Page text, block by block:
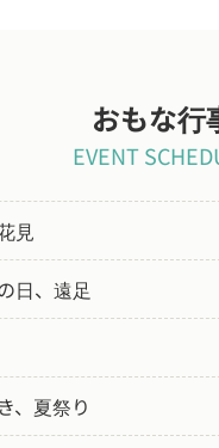
おもな行
EVENT
見
日、遠足
、夏祭り